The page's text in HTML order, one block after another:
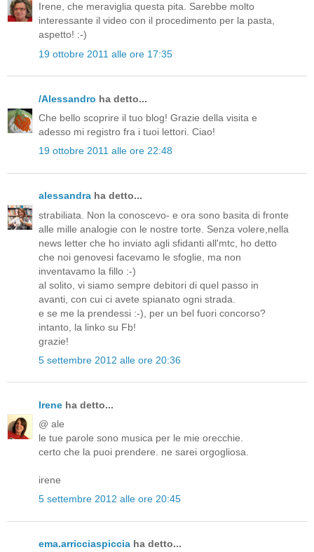
Irene, che meraviglia questa pita. Sarebbe molto
interessante il video con il procedimento per la pasta,
aspetto! :-)
19 ottobre 2011 alle ore 17:35
/Alessandro ha detto...
Che bello scoprire il tuo blog! Grazie della visita e
adesso mi registro fra i tuoi lettori. Ciao!
19 ottobre 2011 alle ore 22:48
alessandra ha detto...
strabiliata. Non la conoscevo- e ora sono basita di fronte
alle mille analogie con le nostre torte. Senza volere,nella
news letter che ho inviato agli sfidanti all'mtc, ho detto
che noi genovesi facevamo le sfoglie, ma non
inventavamo la fillo :-)
al solito, vi siamo sempre debitori di quel passo in
avanti, con cui ci avete spianato ogni strada.
e se me la prendessi :-), per un bel fuori concorso?
intanto, la linko su Fb!
grazie!
5 settembre 2012 alle ore 20:36
Irene ha detto...
@ ale
le tue parole sono musica per le mie orecchie.
certo che la puoi prendere. ne sarei orgogliosa.
irene
5 settembre 2012 alle ore 20:45
ema.arricciaspiccia ha detto...